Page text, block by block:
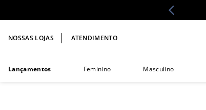
NOSSAS LOJAS ATENDIMENTO
Lançamentos Feminino Masculino